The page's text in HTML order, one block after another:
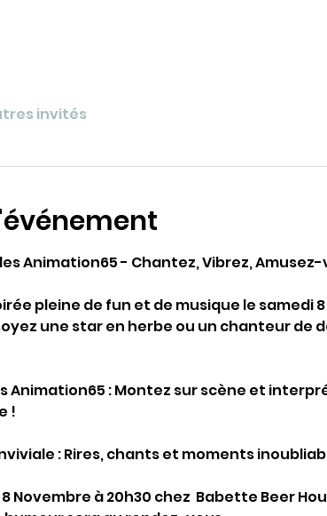
invités
Animation65 - Chantez, Vibrez, Amusez-
pleine de fun et de musique le samedi
une star en herbe ou un chanteur de
Animation65 : Montez sur scène et
!
: Rires, chants et moments
Novembre à 20h30 chez  Babette Beer